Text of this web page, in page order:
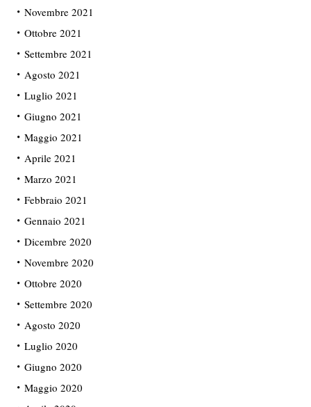
Novembre 2021
Ottobre 2021
Settembre 2021
Agosto 2021
Luglio 2021
Giugno 2021
Maggio 2021
Aprile 2021
Marzo 2021
Febbraio 2021
Gennaio 2021
Dicembre 2020
Novembre 2020
Ottobre 2020
Settembre 2020
Agosto 2020
Luglio 2020
Giugno 2020
Maggio 2020